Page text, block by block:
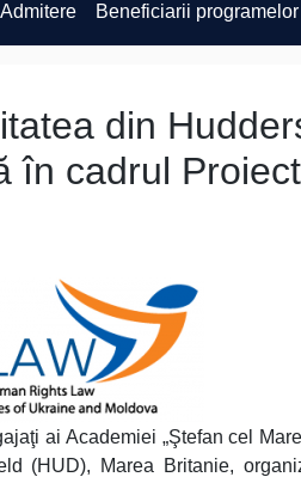
Admitere Beneficiarii programelor
din
în cadrul
ai Academiei „Ştefan cel
(HUD), Marea Britanie,